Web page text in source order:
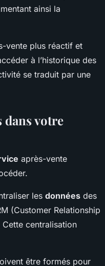
ainsi la
vente plus réactif et
à l’historique des
se traduit par une
votre
après-vente
les données des
(Customer Relationship
Cette centralisation
être formés pour